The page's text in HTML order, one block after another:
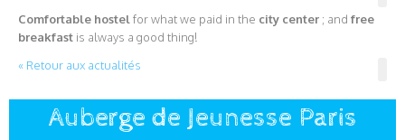
Comfortable hostelfor what we paid in the city center ; and free
breakfast is always a good thing!
« Retour aux actualités
Auberge de Jeunesse Paris